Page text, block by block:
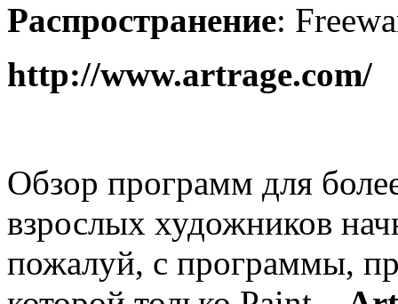
Распространение:
http://www.artrage.com/
Обзор программ для
взрослых художников
пожалуй, с программы,